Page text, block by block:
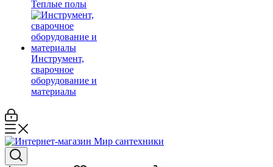
Теплые полы
Инструмент,
сварочное
оборудование и
материалы